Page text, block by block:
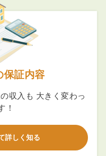
保証内容
収入も 大きく変わっ
！
詳しく知る